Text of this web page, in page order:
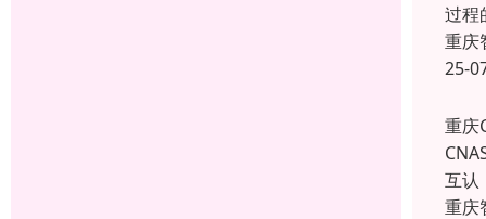
过程
重庆
25-
重庆
互认
重庆